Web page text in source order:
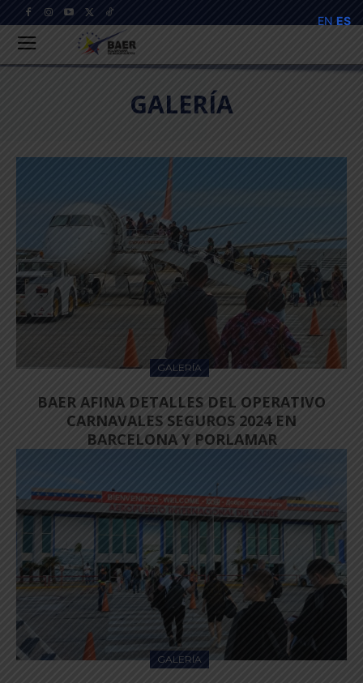
GALERÍA
GALERÍA
BAER AFINA DETALLES DEL OPERATIVO
CARNAVALES SEGUROS 2024 EN
BARCELONA Y PORLAMAR
GALERÍA
EN ES